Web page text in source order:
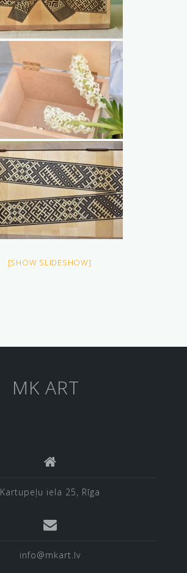
[SHOW SLIDESHOW]
MK ART
Kartupeļu iela 25, Rīga
info@mkart.lv